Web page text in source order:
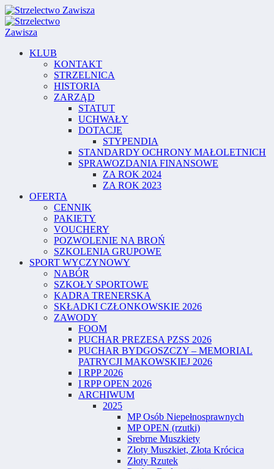
KLUB
KONTAKT
STRZELNICA
HISTORIA
ZARZĄD
STATUT
UCHWAŁY
DOTACJE
STYPENDIA
STANDARDY OCHRONY MAŁOLETNICH
SPRAWOZDANIA FINANSOWE
ZA ROK 2024
ZA ROK 2023
OFERTA
CENNIK
PAKIETY
VOUCHERY
POZWOLENIE NA BROŃ
SZKOLENIA GRUPOWE
SPORT WYCZYNOWY
NABÓR
SZKOŁY SPORTOWE
KADRA TRENERSKA
SKŁADKI CZŁONKOWSKIE 2026
ZAWODY
FOOM
PUCHAR PREZESA PZSS 2026
PUCHAR BYDGOSZCZY – MEMORIAL
PATRYCJI MAKOWSKIEJ 2026
I RPP 2026
I RPP OPEN 2026
ARCHIWUM
2025
MP Osób Niepełnosprawnych
MP OPEN (rzutki)
Srebrne Muszkiety
Złoty Muszkiet, Złota Krócica
Złoty Rzutek